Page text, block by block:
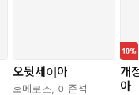
오뒷세이아
호메로스, 이준석
개
아